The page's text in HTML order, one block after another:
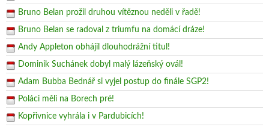
Bruno Belan prožil druhou vítěznou neděli v řadě!
Bruno Belan se radoval z triumfu na domácí dráze!
Andy Appleton obhájil dlouhodrážní titul!
Dominik Suchánek dobyl malý lázeňský ovál!
Adam Bubba Bednář si vyjel postup do finále SGP2!
Poláci měli na Borech pré!
Kopřivnice vyhrála i v Pardubicích!